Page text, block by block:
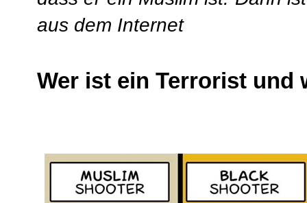
aus dem Internet
Wer ist ein Terrorist und